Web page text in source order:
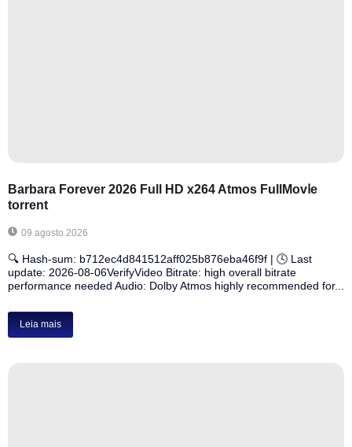
Barbara Forever 2026 Full HD x264 Atmos FullMov𝗂e
torrent
09 agosto 2026
🔍 Hash-sum: b712ec4d841512aff025b876eba46f9f | 🕓 Last
update: 2026-08-06VerifyVideo Bitrate: high overall bitrate
performance needed Audio: Dolby Atmos highly recommended for...
Leia mais